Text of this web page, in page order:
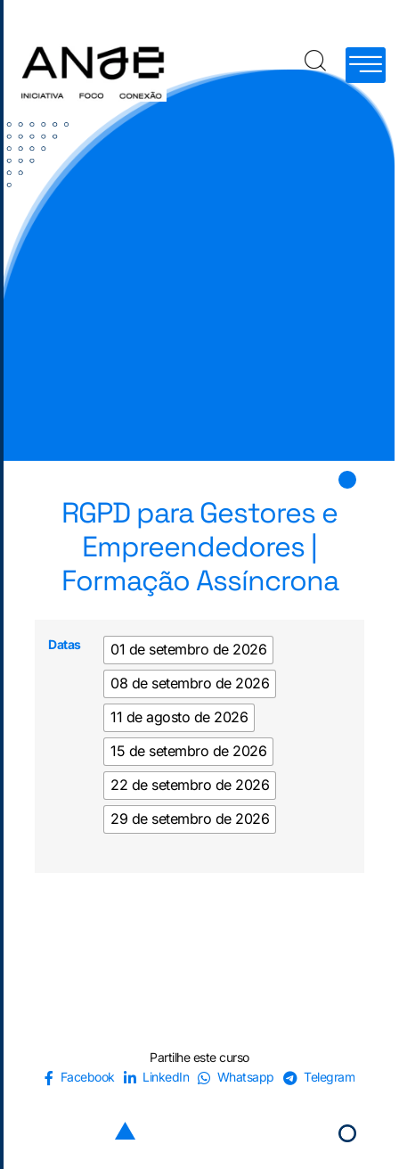
RGPD para Gestores e
Empreendedores |
Formação Assíncrona
Datas
01 de setembro de 2026
08 de setembro de 2026
11 de agosto de 2026
15 de setembro de 2026
22 de setembro de 2026
29 de setembro de 2026
Partilhe este curso
Facebook
LinkedIn Whatsapp Telegram